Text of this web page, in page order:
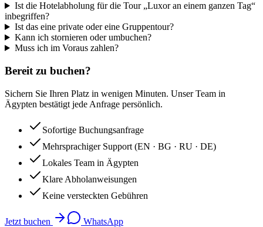
Ist die Hotelabholung für die Tour „Luxor an einem ganzen Tag“
inbegriffen?
Ist das eine private oder eine Gruppentour?
Kann ich stornieren oder umbuchen?
Muss ich im Voraus zahlen?
Bereit zu buchen?
Sichern Sie Ihren Platz in wenigen Minuten. Unser Team in
Ägypten bestätigt jede Anfrage persönlich.
Sofortige Buchungsanfrage
Mehrsprachiger Support (EN · BG · RU · DE)
Lokales Team in Ägypten
Klare Abholanweisungen
Keine versteckten Gebühren
Jetzt buchen WhatsApp